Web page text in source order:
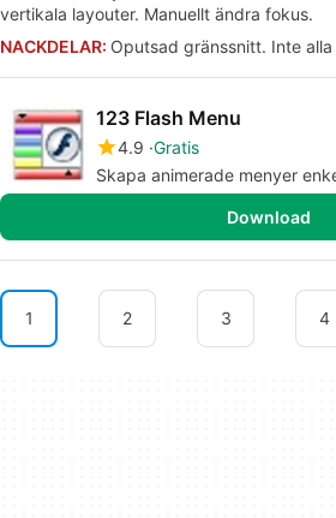
vertikala layouter. Manuellt ändra fokus.
NACKDELAR: Oputsad gränssnitt. Inte
123 Flash Menu
4.9 Gratis
Skapa animerade menyer
Download
1 2 3 4